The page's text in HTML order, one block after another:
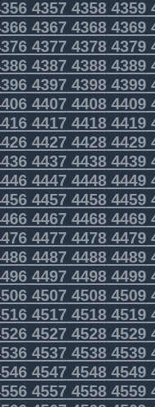
435743584359
436743684369
437743784379
438743884389
439743984399
440744084409
441744184419
442744284429
443744384439
444744484449
445744584459
446744684469
447744784479
448744884489
449744984499
450745084509
451745184519
452745284529
453745384539
454745484549
455745584559